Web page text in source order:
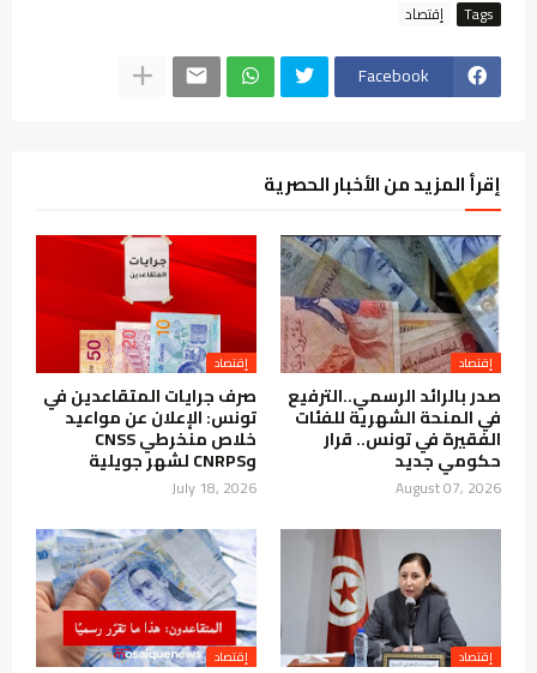
Tags إقتصاد
Facebook
إقرأ المزيد من الأخبار الحصرية
إقتصاد
صدر بالرائد الرسمي..الترفيع
في المنحة الشهرية للفئات
الفقيرة في تونس.. قرار
حكومي جديد
August 07, 2026
إقتصاد
صرف جرايات المتقاعدين في
تونس: الإعلان عن مواعيد
خلاص منخرطي CNSS
وCNRPS لشهر جويلية
July 18, 2026
إقتصاد إقتصاد